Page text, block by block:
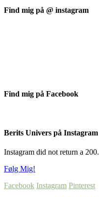
Find mig på @ instagram
Find mig på Facebook
Berits Univers på Instagram
Instagram did not return a 200.
Følg Mig!
Facebook Instagram Pinterest